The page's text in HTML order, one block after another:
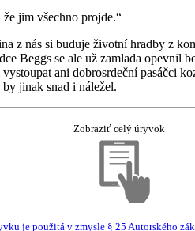
jim všechno projde.“
z nás si buduje životní hradby z
Beggs se ale už zamlada opevnil
ani dobrosrdeční pasáčci
jinak snad i náležel.
Zobraziť celý úryvok
je použitá v zmysle § 25 Autorského